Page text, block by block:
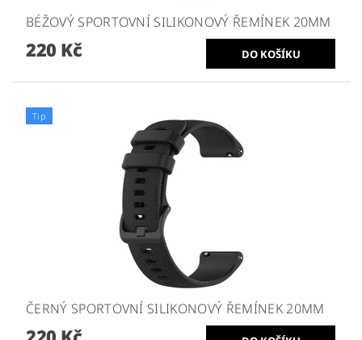
BÉŽOVÝ SPORTOVNÍ SILIKONOVÝ ŘEMÍNEK 20MM
220 Kč
Tip
ČERNÝ SPORTOVNÍ SILIKONOVÝ ŘEMÍNEK 20MM